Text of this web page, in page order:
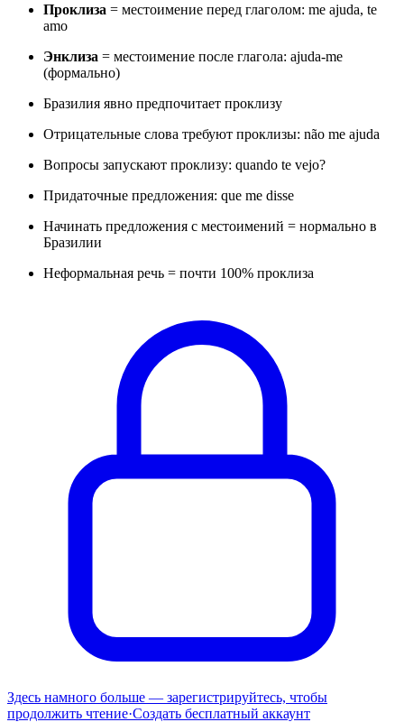
Проклиза = местоимение перед глаголом: me ajuda, te
amo
Энклиза = местоимение после глагола: ajuda-me
(формально)
Бразилия явно предпочитает проклизу
Отрицательные слова требуют проклизы: não me ajuda
Вопросы запускают проклизу: quando te vejo?
Придаточные предложения: que me disse
Начинать предложения с местоимений = нормально в
Бразилии
Неформальная речь = почти 100% проклиза
Здесь намного больше — зарегистрируйтесь, чтобы
продолжить чтение·Создать бесплатный аккаунт